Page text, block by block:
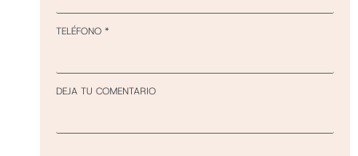
TELÉFONO *
DEJA TU COMENTARIO